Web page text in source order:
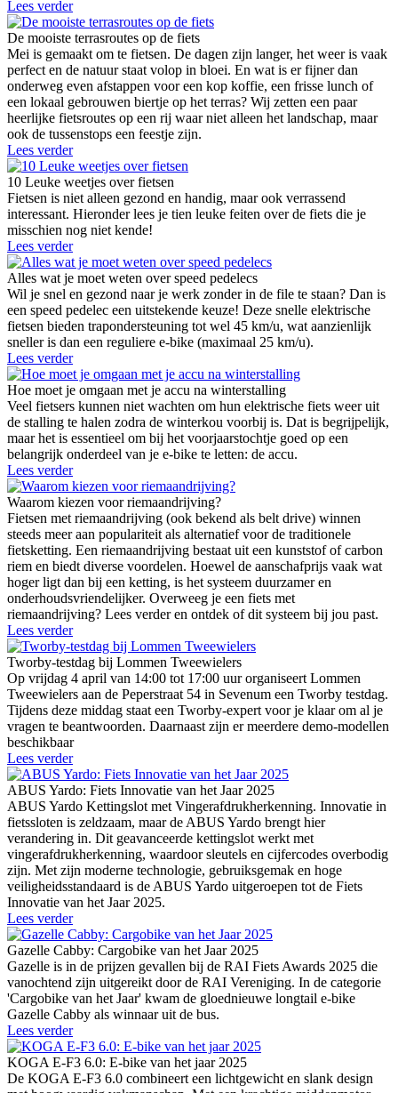
Lees verder
De mooiste terrasroutes op de fiets
Mei is gemaakt om te fietsen. De dagen zijn langer, het weer is vaak
perfect en de natuur staat volop in bloei. En wat is er fijner dan
onderweg even afstappen voor een kop koffie, een frisse lunch of
een lokaal gebrouwen biertje op het terras? Wij zetten een paar
heerlijke fietsroutes op een rij waar niet alleen het landschap, maar
ook de tussenstops een feestje zijn.
Lees verder
10 Leuke weetjes over fietsen
Fietsen is niet alleen gezond en handig, maar ook verrassend
interessant. Hieronder lees je tien leuke feiten over de fiets die je
misschien nog niet kende!
Lees verder
Alles wat je moet weten over speed pedelecs
Wil je snel en gezond naar je werk zonder in de file te staan? Dan is
een speed pedelec een uitstekende keuze! Deze snelle elektrische
fietsen bieden trapondersteuning tot wel 45 km/u, wat aanzienlijk
sneller is dan een reguliere e-bike (maximaal 25 km/u).
Lees verder
Hoe moet je omgaan met je accu na winterstalling
Veel fietsers kunnen niet wachten om hun elektrische fiets weer uit
de stalling te halen zodra de winterkou voorbij is. Dat is begrijpelijk,
maar het is essentieel om bij het voorjaarstochtje goed op een
belangrijk onderdeel van je e-bike te letten: de accu.
Lees verder
Waarom kiezen voor riemaandrijving?
Fietsen met riemaandrijving (ook bekend als belt drive) winnen
steeds meer aan populariteit als alternatief voor de traditionele
fietsketting. Een riemaandrijving bestaat uit een kunststof of carbon
riem en biedt diverse voordelen. Hoewel de aanschafprijs vaak wat
hoger ligt dan bij een ketting, is het systeem duurzamer en
onderhoudsvriendelijker. Overweeg je een fiets met
riemaandrijving? Lees verder en ontdek of dit systeem bij jou past.
Lees verder
Tworby-testdag bij Lommen Tweewielers
Op vrijdag 4 april van 14:00 tot 17:00 uur organiseert Lommen
Tweewielers aan de Peperstraat 54 in Sevenum een Tworby testdag.
Tijdens deze middag staat een Tworby-expert voor je klaar om al je
vragen te beantwoorden. Daarnaast zijn er meerdere demo-modellen
beschikbaar
Lees verder
ABUS Yardo: Fiets Innovatie van het Jaar 2025
ABUS Yardo Kettingslot met Vingerafdrukherkenning. Innovatie in
fietssloten is zeldzaam, maar de ABUS Yardo brengt hier
verandering in. Dit geavanceerde kettingslot werkt met
vingerafdrukherkenning, waardoor sleutels en cijfercodes overbodig
zijn. Met zijn moderne technologie, gebruiksgemak en hoge
veiligheidsstandaard is de ABUS Yardo uitgeroepen tot de Fiets
Innovatie van het Jaar 2025.
Lees verder
Gazelle Cabby: Cargobike van het Jaar 2025
Gazelle is in de prijzen gevallen bij de RAI Fiets Awards 2025 die
vanochtend zijn uitgereikt door de RAI Vereniging. In de categorie
'Cargobike van het Jaar' kwam de gloednieuwe longtail e-bike
Gazelle Cabby als winnaar uit de bus.
Lees verder
KOGA E-F3 6.0: E-bike van het jaar 2025
De KOGA E-F3 6.0 combineert een lichtgewicht en slank design